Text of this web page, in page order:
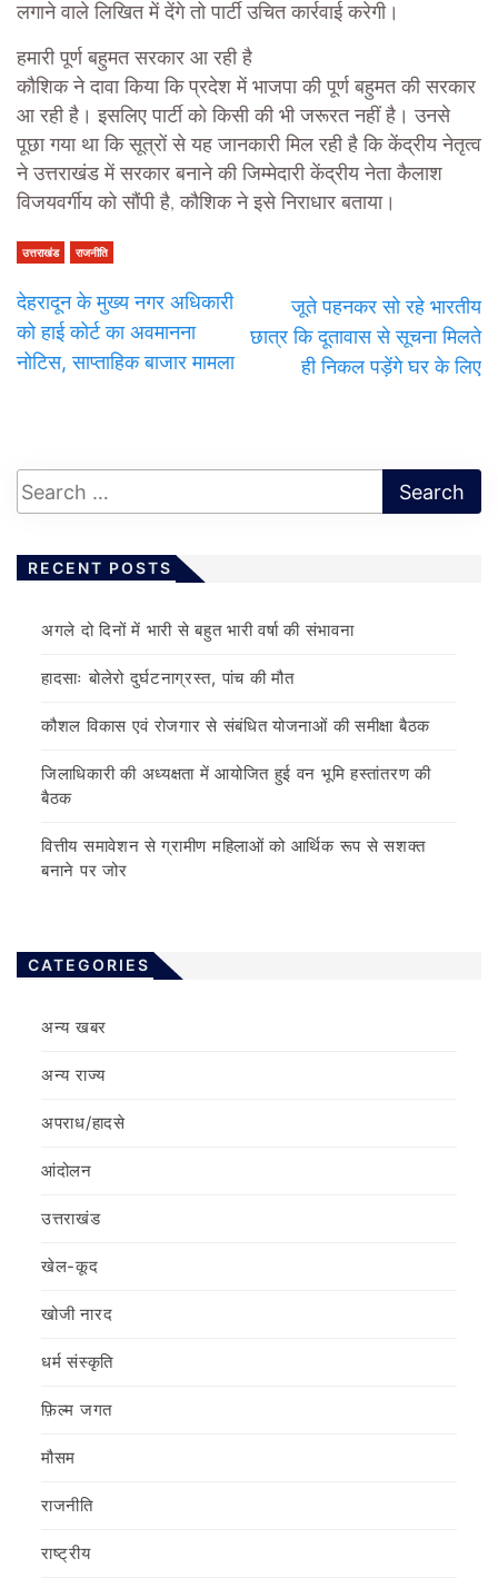
लगाने वाले लिखित में देंगे तो पार्टी उचित कार्रवाई करेगी।
हमारी पूर्ण बहुमत सरकार आ रही है
कौशिक ने दावा किया कि प्रदेश में भाजपा की पूर्ण बहुमत की सरकार
आ रही है। इसलिए पार्टी को किसी की भी जरूरत नहीं है। उनसे
पूछा गया था कि सूत्रों से यह जानकारी मिल रही है कि केंद्रीय नेतृत्व
ने उत्तराखंड में सरकार बनाने की जिम्मेदारी केंद्रीय नेता कैलाश
विजयवर्गीय को सौंपी है, कौशिक ने इसे निराधार बताया।
उत्तराखंड राजनीति
देहरादून के मुख्य नगर अधिकारी
को हाई कोर्ट का अवमानना
नोटिस, साप्ताहिक बाजार मामला
जूते पहनकर सो रहे भारतीय
छात्र कि दूतावास से सूचना मिलते
ही निकल पड़ेंगे घर के लिए
RECENT POSTS
अगले दो दिनों में भारी से बहुत भारी वर्षा की संभावना
हादसाः बोलेरो दुर्घटनाग्रस्त, पांच की मौत
कौशल विकास एवं रोजगार से संबंधित योजनाओं की समीक्षा बैठक
जिलाधिकारी की अध्यक्षता में आयोजित हुई वन भूमि हस्तांतरण की
बैठक
वित्तीय समावेशन से ग्रामीण महिलाओं को आर्थिक रूप से सशक्त
बनाने पर जोर
CATEGORIES
अन्य खबर
अन्य राज्य
अपराध/हादसे
आंदोलन
उत्तराखंड
खेल-कूद
खोजी नारद
धर्म संस्कृति
फ़िल्‍म जगत
मौसम
राजनीति
राष्ट्रीय